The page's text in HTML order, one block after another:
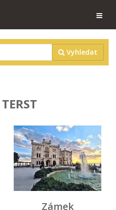
Vyhledat
TERST
Zámek